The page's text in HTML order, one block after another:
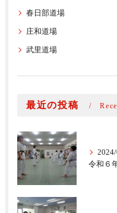
春日部道場
庄和道場
武里道場
最近の投稿
令和６